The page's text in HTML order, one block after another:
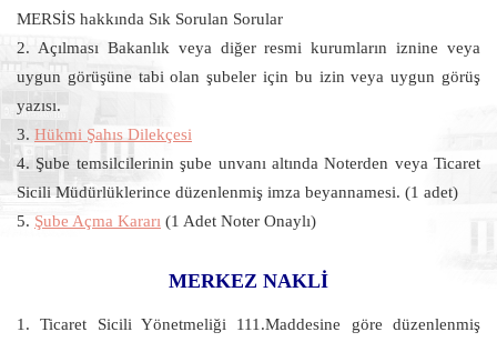
MERSİS hakkında Sık Sorulan Sorular
2. Açılması Bakanlık veya diğer resmi kurumların iznine veya
uygun görüşüne tabi olan şubeler için bu izin veya uygun görüş
yazısı.
3. Hükmi Şahıs Dilekçesi
4. Şube temsilcilerinin şube unvanı altında Noterden veya Ticaret
Sicili Müdürlüklerince düzenlenmiş imza beyannamesi. (1 adet)
5. Şube Açma Kararı (1 Adet Noter Onaylı)
MERKEZ NAKLİ
1. Ticaret Sicili Yönetmeliği 111.Maddesine göre düzenlenmiş